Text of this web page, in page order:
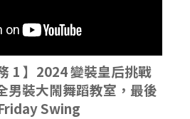
1 】2024 變裝皇后挑戰
男裝大鬧舞蹈教室，最後
Swing